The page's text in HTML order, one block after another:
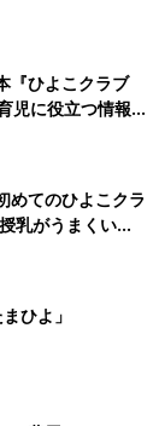
『ひよこクラブ
に役立つ情報が
めてのひよこクラ
乳がうまくい
トラブル 解決テ
ひよ」